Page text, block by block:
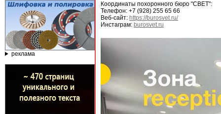
реклама
Координаты похоронного бюро "СВЕТ":
Телефон: +7 (928) 255 65 66
Веб-сайт: https://burosvet.ru/
Инстаграм: burosvet.ru